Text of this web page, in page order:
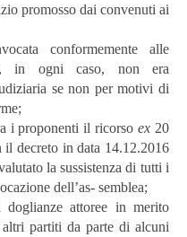
promosso dai convenuti ai
conformemente alle
in ogni caso, non era
se non per motivi di
i proponenti il ricorsoex 20
decreto in data 14.12.2016
la sussistenza di tutti i
dell’as- semblea;
attoree in merito
partiti da parte di alcuni